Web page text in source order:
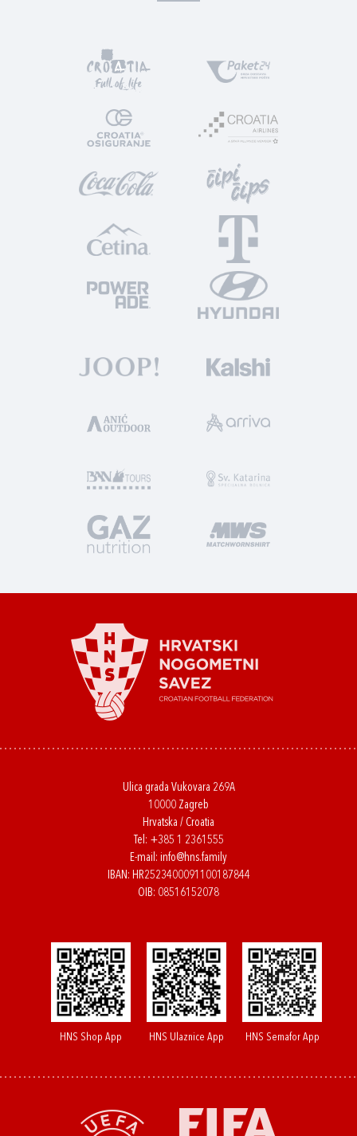
Ulica grada Vukovara 269A
10000 Zagreb
Hrvatska / Croatia
Tel: +385 1 2361555
E-mail: info@hns.family
IBAN: HR2523400091100187844
OIB: 08516152078
HNS Shop App HNS Ulaznice App HNS Semafor App